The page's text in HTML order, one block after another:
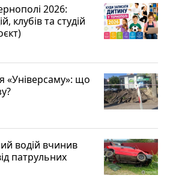
2026:
клубів та студій
«Універсаму»: що
водій вчинив
патрульних